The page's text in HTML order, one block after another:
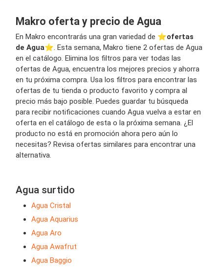
Makro oferta y precio de Agua
En Makro encontrarás una gran variedad de ⭐️ofertas
de Agua⭐️. Esta semana, Makro tiene 2 ofertas de Agua
en el catálogo. Elimina los filtros para ver todas las
ofertas de Agua, encuentra los mejores precios y ahorra
en tu próxima compra. Usa los filtros para encontrar las
ofertas de tu tienda o producto favorito y compra al
precio más bajo posible. Puedes guardar tu búsqueda
para recibir notificaciones cuando Agua vuelva a estar en
oferta en el catálogo de esta o la próxima semana. ¿El
producto no está en promoción ahora pero aún lo
necesitas? Revisa ofertas similares para encontrar una
alternativa.
Agua surtido
Agua Cristal
Agua Aquarius
Agua Aro
Agua Awafrut
Agua Baggio